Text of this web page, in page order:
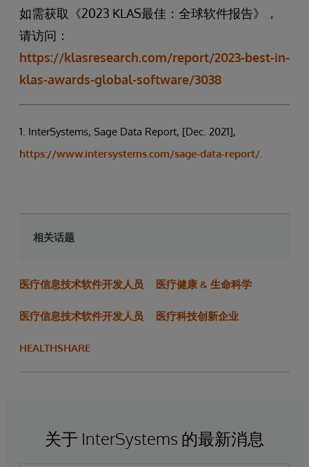
如需获取《2023 KLAS最佳：全球软件报告》，
请访问：
https://klasresearch.com/report/2023-best-in-
klas-awards-global-software/3038
1. InterSystems, Sage Data Report, [Dec. 2021],
https://www.intersystems.com/sage-data-report/.
相关话题
医疗信息技术软件开发人员 医疗健康 & 生命科学
医疗信息技术软件开发人员 医疗科技创新企业
HEALTHSHARE
关于 InterSystems 的最新消息